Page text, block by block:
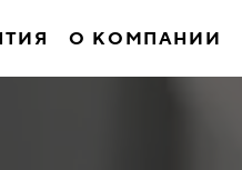
О КОМПАНИИ